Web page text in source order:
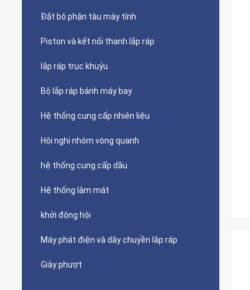
Đặt bộ phận tàu máy tính
Piston và kết nối thanh lắp ráp
lắp ráp trục khuỷu
Bộ lắp ráp bánh máy bay
Hệ thống cung cấp nhiên liệu
Hội nghị nhóm vòng quanh
hệ thống cung cấp dầu
Hệ thống làm mát
khởi động hội
Máy phát điện và dây chuyền lắp ráp
Giày phượt